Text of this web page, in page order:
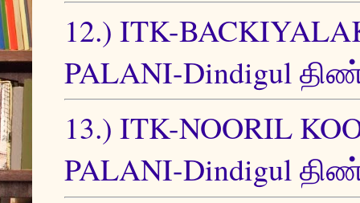
12.) ITK-
PALANI-Dindigul
13.) ITK-NOORIL
PALANI-Dindigul